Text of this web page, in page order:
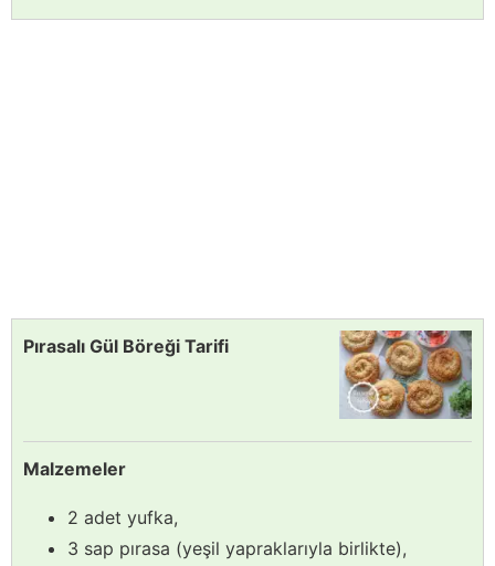
Pırasalı Gül Böreği Tarifi
Malzemeler
2 adet yufka,
3 sap pırasa (yeşil yapraklarıyla birlikte),